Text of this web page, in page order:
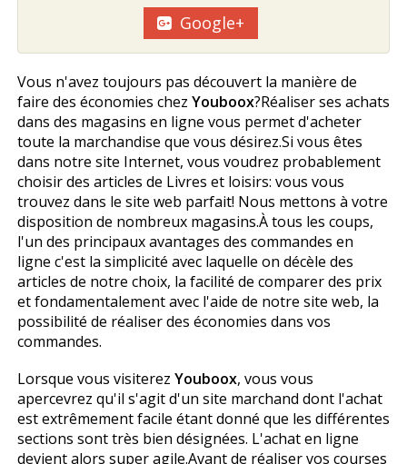
Google+
Vous n'avez toujours pas découvert la manière de
faire des économies chez Youboox?Réaliser ses achats
dans des magasins en ligne vous permet d'acheter
toute la marchandise que vous désirez.Si vous êtes
dans notre site Internet, vous voudrez probablement
choisir des articles de Livres et loisirs: vous vous
trouvez dans le site web parfait! Nous mettons à votre
disposition de nombreux magasins.À tous les coups,
l'un des principaux avantages des commandes en
ligne c'est la simplicité avec laquelle on décèle des
articles de notre choix, la facilité de comparer des prix
et fondamentalement avec l'aide de notre site web, la
possibilité de réaliser des économies dans vos
commandes.
Lorsque vous visiterez Youboox, vous vous
apercevrez qu'il s'agit d'un site marchand dont l'achat
est extrêmement facile étant donné que les différentes
sections sont très bien désignées. L'achat en ligne
devient alors super agile.Avant de réaliser vos courses